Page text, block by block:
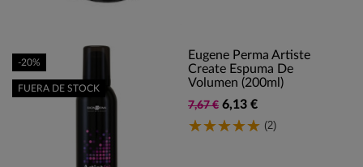
Eugene Perma Artiste
Create Espuma De
Volumen (200ml)
7,67 € 6,13 €
(2)
-20%
FUERA DE STOCK